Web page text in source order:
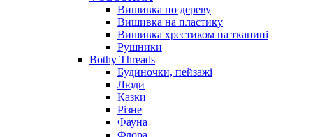
Вишивка по дереву
Вишивка на пластику
Вишивка хрестиком на тканині
Рушники
Bothy Threads
Будиночки, пейзажі
Люди
Казки
Різне
Фауна
Флора